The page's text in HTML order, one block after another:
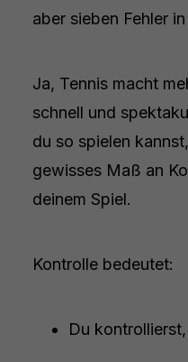
aber sieben Fehler
Ja, Tennis macht
schnell und
du so spielen
gewisses Maß an
deinem Spiel.
Kontrolle bedeutet:
Du